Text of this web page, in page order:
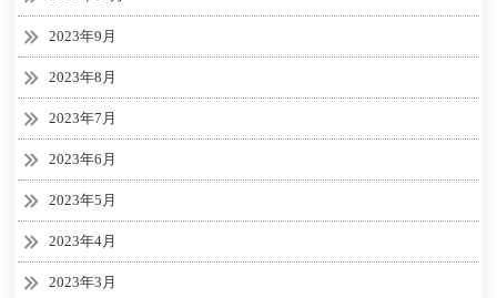
2023年9月
2023年8月
2023年7月
2023年6月
2023年5月
2023年4月
2023年3月